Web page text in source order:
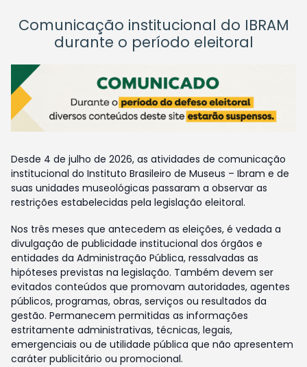
Comunicação institucional do IBRAM
durante o período eleitoral
Desde 4 de julho de 2026, as atividades de comunicação
institucional do Instituto Brasileiro de Museus – Ibram e de
suas unidades museológicas passaram a observar as
restrições estabelecidas pela legislação eleitoral.
Nos três meses que antecedem as eleições, é vedada a
divulgação de publicidade institucional dos órgãos e
entidades da Administração Pública, ressalvadas as
hipóteses previstas na legislação. Também devem ser
evitados conteúdos que promovam autoridades, agentes
públicos, programas, obras, serviços ou resultados da
gestão. Permanecem permitidas as informações
estritamente administrativas, técnicas, legais,
emergenciais ou de utilidade pública que não apresentem
caráter publicitário ou promocional.